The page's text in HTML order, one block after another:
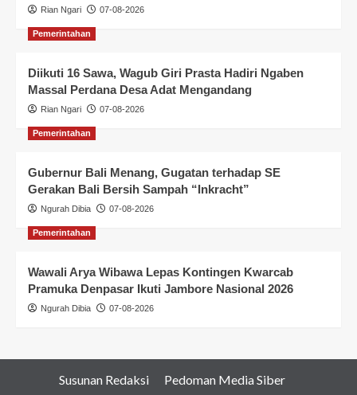
Rian Ngari 07-08-2026
Pemerintahan
Diikuti 16 Sawa, Wagub Giri Prasta Hadiri Ngaben
Massal Perdana Desa Adat Mengandang
Rian Ngari 07-08-2026
Pemerintahan
Gubernur Bali Menang, Gugatan terhadap SE
Gerakan Bali Bersih Sampah “Inkracht”
Ngurah Dibia 07-08-2026
Pemerintahan
Wawali Arya Wibawa Lepas Kontingen Kwarcab
Pramuka Denpasar Ikuti Jambore Nasional 2026
Ngurah Dibia 07-08-2026
Susunan Redaksi
Pedoman Media Siber